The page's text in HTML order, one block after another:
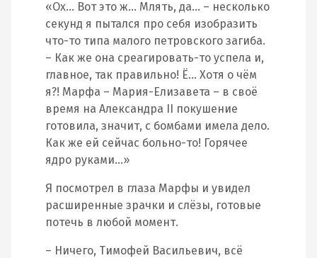
«Ох… Вот это ж… Млять, да… – несколько
секунд я пытался про себя изобразить
что-то типа малого петровского загиба.
– Как же она среагировать-то успела и,
главное, так правильно! Ё… Хотя о чём
я?! Марфа – Мария-Елизавета – в своё
время на Александра II покушение
готовила, значит, с бомбами имела дело.
Как же ей сейчас больно-то! Горячее
ядро руками…»
Я посмотрел в глаза Марфы и увидел
расширенные зрачки и слёзы, готовые
потечь в любой момент.
– Ничего, Тимофей Васильевич, всё